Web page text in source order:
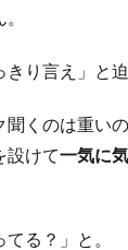
り言え」と
くのは重い
設けて一気に
る？」と。